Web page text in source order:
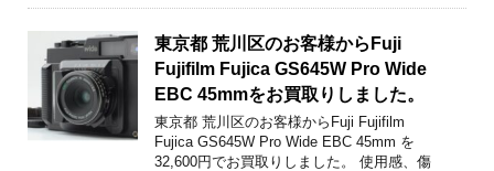
東京都 荒川区のお客様からFuji
Fujifilm Fujica GS645W Pro Wide
EBC 45mmをお買取りしました。
東京都 荒川区のお客様からFuji Fujifilm
Fujica GS645W Pro Wide EBC 45mm を
32,600円でお買取りしました。 使用感、傷